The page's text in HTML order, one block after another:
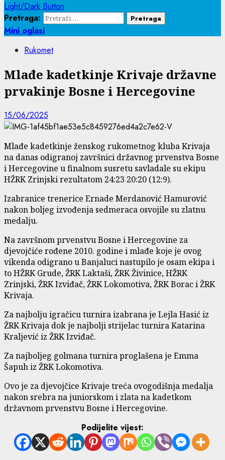
Light/Dark Button
Pretraga:
Mini oglasi
Rukomet
Mlađe kadetkinje Krivaje državne
prvakinje Bosne i Hercegovine
15/06/2025
Mlađe kadetkinje ženskog rukometnog kluba Krivaja
na danas odigranoj završnici državnog prvenstva Bosne
i Hercegovine u finalnom susretu savladale su ekipu
HŽRK Zrinjski rezultatom 24:23 20:20 (12:9).
Izabranice trenerice Ernade Merdanović Hamurović
nakon boljeg izvođenja sedmeraca osvojile su zlatnu
medalju.
Na završnom prvenstvu Bosne i Hercegovine za
djevojčiće rođene 2010. godine i mlađe koje je ovog
vikenda odigrano u Banjaluci nastupilo je osam ekipa i
to HŽRK Grude, ŽRK Laktaši, ŽRK Živinice, HŽRK
Zrinjski, ŽRK Izviđač, ŽRK Lokomotiva, ŽRK Borac i ŽRK
Krivaja.
Za najbolju igračicu turnira izabrana je Lejla Hasić iz
ŽRK Krivaja dok je najbolji strijelac turnira Katarina
Kraljević iz ŽRK Izviđač.
Za najboljeg golmana turnira proglašena je Emma
Šapuh iz ŽRK Lokomotiva.
Ovo je za djevojčice Krivaje treća ovogodišnja medalja
nakon srebra na juniorskom i zlata na kadetkom
državnom prvenstvu Bosne i Hercegovine.
Podijelite vijest: